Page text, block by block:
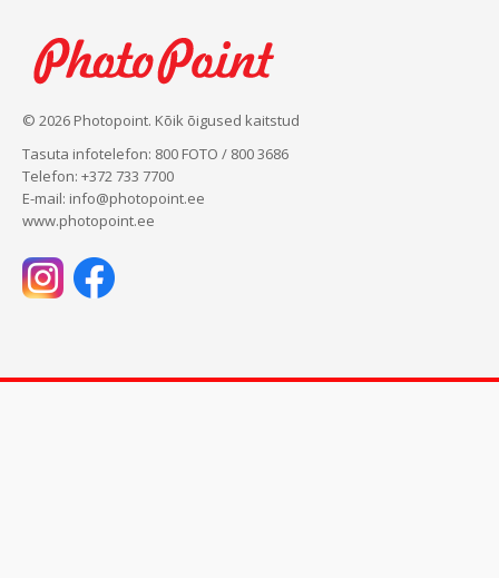
© 2026 Photopoint. Kõik õigused kaitstud
Tasuta infotelefon: 800 FOTO / 800 3686
Telefon: +372 733 7700
E-mail: info@photopoint.ee
www.photopoint.ee